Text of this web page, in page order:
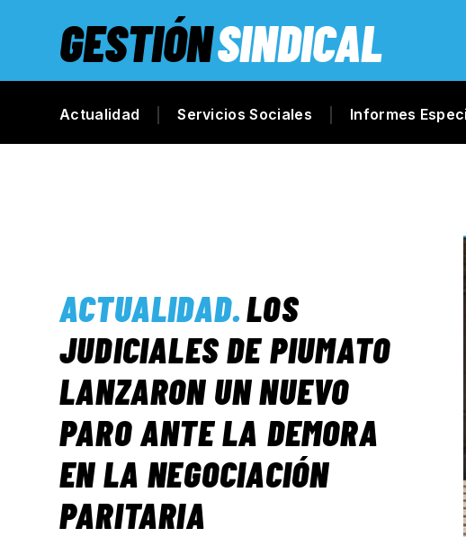
GESTIÓNSINDICAL
Actualidad Servicios Sociales Informes
ACTUALIDAD.LOS
JUDICIALES DE PIUMATO
LANZARON UN NUEVO
PARO ANTE LA DEMORA
EN LA NEGOCIACIÓN
PARITARIA